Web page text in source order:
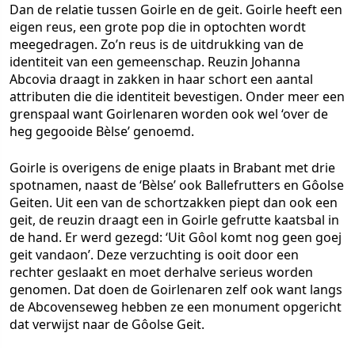
Dan de relatie tussen Goirle en de geit. Goirle heeft een
eigen reus, een grote pop die in optochten wordt
meegedragen. Zo’n reus is de uitdrukking van de
identiteit van een gemeenschap. Reuzin Johanna
Abcovia draagt in zakken in haar schort een aantal
attributen die die identiteit bevestigen. Onder meer een
grenspaal want Goirlenaren worden ook wel ‘over de
heg gegooide Bèlse’ genoemd.
Goirle is overigens de enige plaats in Brabant met drie
spotnamen, naast de ‘Bèlse’ ook Ballefrutters en Gôolse
Geiten. Uit een van de schortzakken piept dan ook een
geit, de reuzin draagt een in Goirle gefrutte kaatsbal in
de hand. Er werd gezegd: ‘Uit Gôol komt nog geen goej
geit vandaon’. Deze verzuchting is ooit door een
rechter geslaakt en moet derhalve serieus worden
genomen. Dat doen de Goirlenaren zelf ook want langs
de Abcovenseweg hebben ze een monument opgericht
dat verwijst naar de Gôolse Geit.